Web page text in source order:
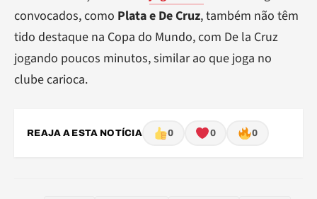
convocados, como Plata e De Cruz, também não têm
tido destaque na Copa do Mundo, com De la Cruz
jogando poucos minutos, similar ao que joga no
clube carioca.
REAJA A ESTA NOTÍCIA 0 0 0